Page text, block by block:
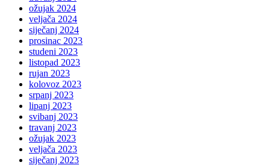
ožujak 2024
veljača 2024
siječanj 2024
prosinac 2023
studeni 2023
listopad 2023
rujan 2023
kolovoz 2023
srpanj 2023
lipanj 2023
svibanj 2023
travanj 2023
ožujak 2023
veljača 2023
siječanj 2023